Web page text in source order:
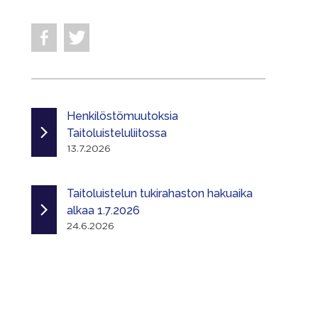
Henkilöstömuutoksia
Taitoluisteluliitossa
13.7.2026
Taitoluistelun tukirahaston hakuaika
alkaa 1.7.2026
24.6.2026